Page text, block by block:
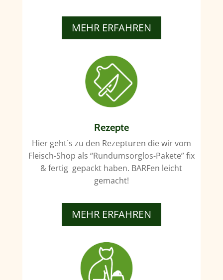
MEHR ERFAHREN
Rezepte
Hier geht´s zu den Rezepturen die wir vom
Fleisch-Shop als “Rundumsorglos-Pakete” fix
& fertig gepackt haben. BARFen leicht
gemacht!
MEHR ERFAHREN